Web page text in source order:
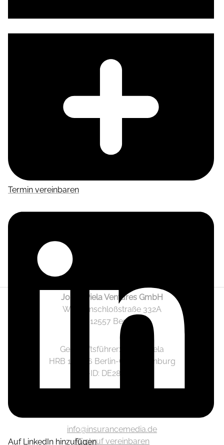
Termin vereinbaren
Auf LinkedIn hinzufügen
Jonas Piela Ventures GmbH
Wendenschloßstraße 332A
12557 Berlin
Geschäftsführer: Jonas Piela
HRB 141236 Berlin-Charlottenburg
Ust.-ID: DE282633825
info@insurancemedia.de
Rückruf vereinbaren